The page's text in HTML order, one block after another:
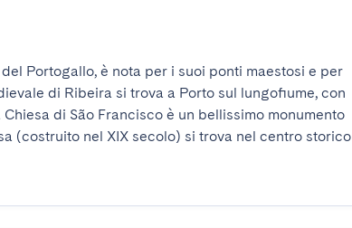
Portogallo, è nota per i suoi ponti maestosi e per
di Ribeira si trova a Porto sul lungofiume, con
di São Francisco è un bellissimo monumento
(costruito nel XIX secolo) si trova nel centro storico